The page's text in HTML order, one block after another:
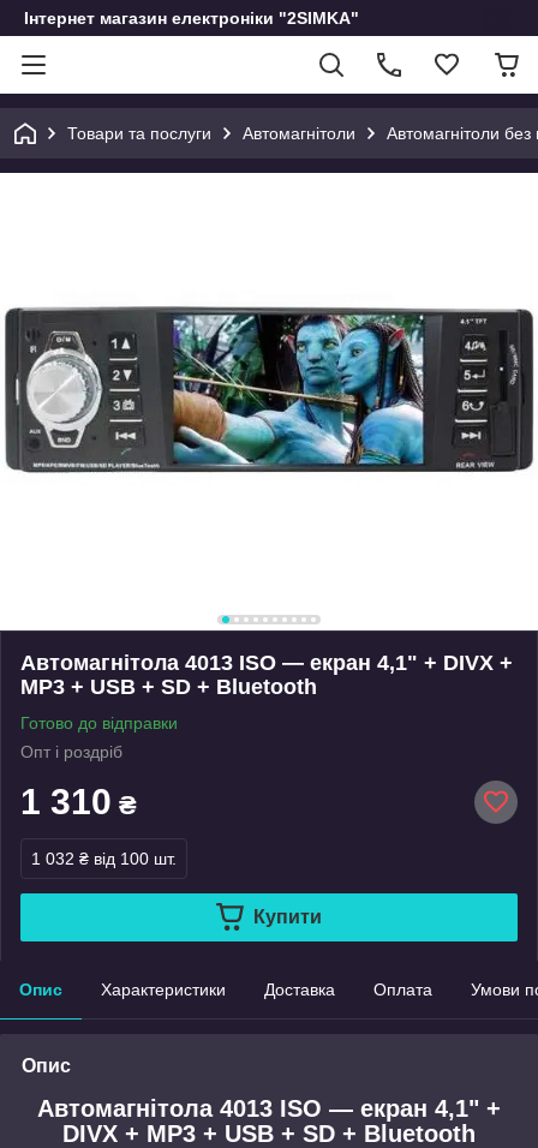
Інтернет магазин електроніки "2SIMKA"
Товари та послуги Автомагнітоли Автомагнітоли
Автомагнітола 4013 ISO — екран 4,1" + DIVX +
MP3 + USB + SD + Bluetooth
Готово до відправки
Опт і роздріб
1 310 ₴
1 032 ₴ від 100 шт.
Купити
Опис Характеристики Доставка Оплата Умови
Опис
Автомагнітола 4013 ISO — екран 4,1" +
DIVX + MP3 + USB + SD + Bluetooth